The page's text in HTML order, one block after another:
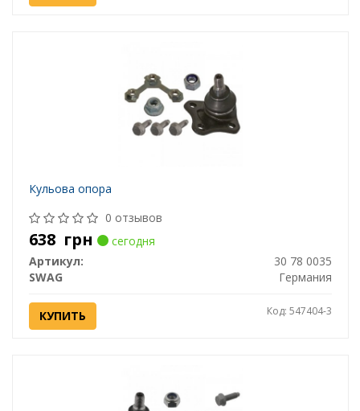
Кульова опора
0 отзывов
638 грн
сегодня
Артикул:
30 78 0035
SWAG
Германия
КУПИТЬ Код: 547404-3